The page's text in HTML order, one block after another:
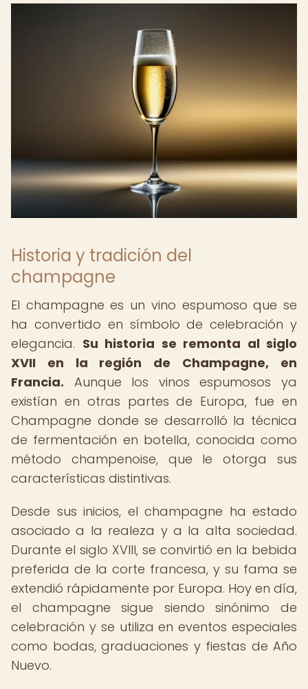
Historia y tradición del
champagne
El champagne es un vino espumoso que se
ha convertido en símbolo de celebración y
elegancia. Su historia se remonta al siglo
XVII en la región de Champagne, en
Francia. Aunque los vinos espumosos ya
existían en otras partes de Europa, fue en
Champagne donde se desarrolló la técnica
de fermentación en botella, conocida como
método champenoise, que le otorga sus
características distintivas.
Desde sus inicios, el champagne ha estado
asociado a la realeza y a la alta sociedad.
Durante el siglo XVIII, se convirtió en la bebida
preferida de la corte francesa, y su fama se
extendió rápidamente por Europa. Hoy en día,
el champagne sigue siendo sinónimo de
celebración y se utiliza en eventos especiales
como bodas, graduaciones y fiestas de Año
Nuevo.